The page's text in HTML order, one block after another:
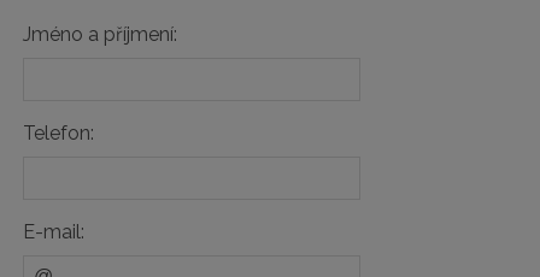
Jméno a příjmení:
Telefon:
E-mail: